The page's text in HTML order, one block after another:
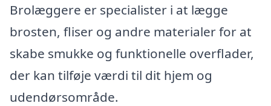
Brolæggere er specialister i at lægge
brosten, fliser og andre materialer for at
skabe smukke og funktionelle overflader,
der kan tilføje værdi til dit hjem og
udendørsområde.